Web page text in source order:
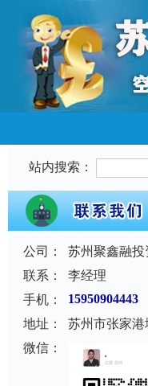
站内搜索：
公司：
苏州聚鑫融
联系：
李经理
手机：
15950904443
地址：
苏州市张家
微信：